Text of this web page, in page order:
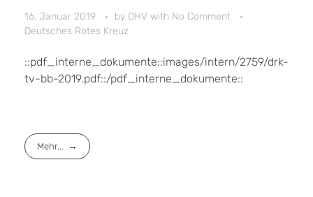
16. Januar 2019 by DHV with No Comment
Deutsches Rotes Kreuz
::pdf_interne_dokumente::images/intern/2759/drk-
tv-bb-2019.pdf::/pdf_interne_dokumente::
Mehr...